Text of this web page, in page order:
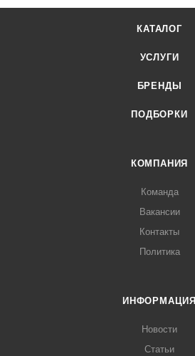
КАТАЛОГ
УСЛУГИ
БРЕНДЫ
ПОДБОРКИ
КОМПАНИЯ
Команда
Вакансии
Контакты
Политика
ИНФОРМАЦИЯ
Новости
Статьи